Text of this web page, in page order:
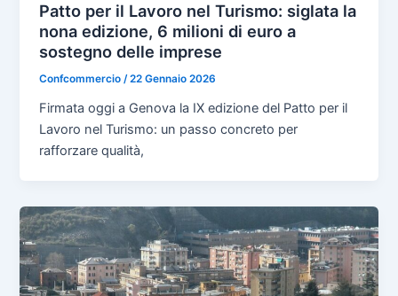
Patto per il Lavoro nel Turismo: siglata la
nona edizione, 6 milioni di euro a
sostegno delle imprese
Confcommercio/22 Gennaio 2026
Firmata oggi a Genova la IX edizione del Patto per il
Lavoro nel Turismo: un passo concreto per
rafforzare qualità,